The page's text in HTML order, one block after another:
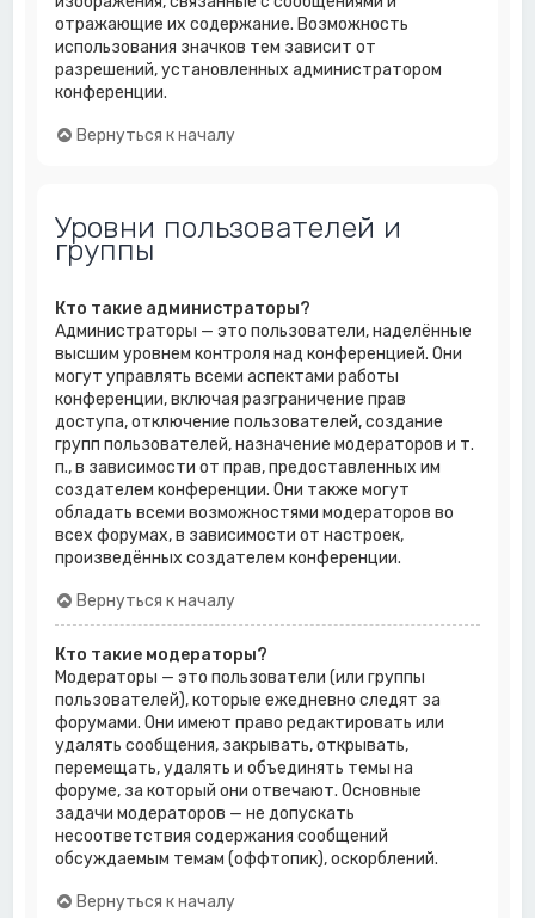
отражающие их содержание. Возможность
использования значков тем зависит от
разрешений, установленных администратором
конференции.
Вернуться к началу
Уровни пользователей и
группы
Кто такие администраторы?
Администраторы — это пользователи, наделённые
высшим уровнем контроля над конференцией. Они
могут управлять всеми аспектами работы
конференции, включая разграничение прав
доступа, отключение пользователей, создание
групп пользователей, назначение модераторов и т.
п., в зависимости от прав, предоставленных им
создателем конференции. Они также могут
обладать всеми возможностями модераторов во
всех форумах, в зависимости от настроек,
произведённых создателем конференции.
Вернуться к началу
Кто такие модераторы?
Модераторы — это пользователи (или группы
пользователей), которые ежедневно следят за
форумами. Они имеют право редактировать или
удалять сообщения, закрывать, открывать,
перемещать, удалять и объединять темы на
форуме, за который они отвечают. Основные
задачи модераторов — не допускать
несоответствия содержания сообщений
обсуждаемым темам (оффтопик), оскорблений.
Вернуться к началу